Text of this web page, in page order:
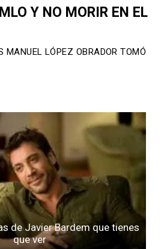
Y NO MORIR EN EL
MANUEL LÓPEZ OBRADOR TOMÓ
de Javier Bardem que tienes
que ver